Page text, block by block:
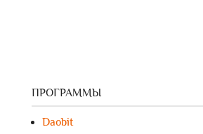
ПРОГРАММЫ
Daobit